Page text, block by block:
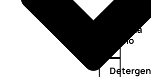
Antietà
uomo